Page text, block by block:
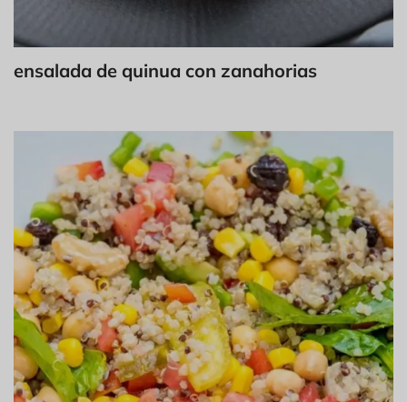
ensalada de quinua con zanahorias